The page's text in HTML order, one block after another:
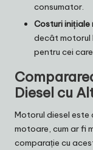
consumator.
Costuri inițiale
decât motorul
pentru cei
Diesel cu
Motorul diesel
motoare, cum ar fi
comparație cu